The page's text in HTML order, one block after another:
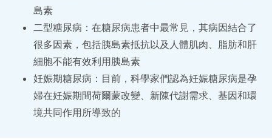
島素
二型糖尿病：在糖尿病患者中最常見，其病因結合了
很多因素，包括胰島素抵抗以及人體肌肉、脂肪和肝
細胞不能有效利用胰島素
妊娠期糖尿病：目前，科學家們認為妊娠糖尿病是孕
婦在妊娠期間荷爾蒙改變、新陳代謝需求、基因和環
境共同作用所導致的